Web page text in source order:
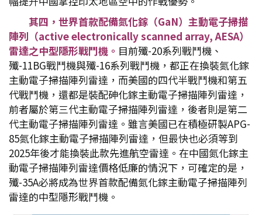
其四，世界首款配備氮化鎵（GaN）主動電子掃描
陣列（active electronically scanned array, AESA）
雷達之中型隱形戰鬥機。 目前殲-20系列戰鬥機、
殲-11BG戰鬥機與殲-16系列戰鬥機，都正在換裝氮化鎵
主動電子掃描陣列雷達，而美國的四代半戰鬥機和第五
代戰鬥機，還都是裝配砷化鎵主動電子掃描陣列雷達，
前者屬於第三代主動電子掃描陣列雷達，後者則是第二
代主動電子掃描陣列雷達。雖言美國已在積極研製APG-
85氮化鎵主動電子掃描陣列雷達，但最快也必須等到
2025年後才能換裝此款先進航空雷達。在中國氮化鎵主
動電子掃描陣列雷達價格低廉的情況下，可確定的是，
殲-35A必將成為世界首款配備氮化鎵主動電子掃描陣列
雷達的中型隱形戰鬥機。